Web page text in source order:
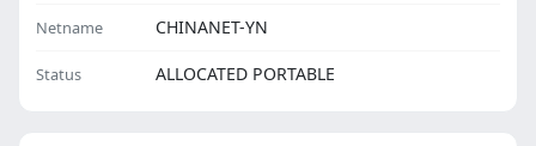
Netname CHINANET-YN
Status ALLOCATED PORTABLE